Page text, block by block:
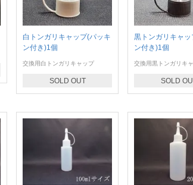
白トンガリキャップ(パッキ
ン付き)1個
交換用白トンガリキャップ
SOLD OUT
黒トンガリキャッ
ン付き)1個
交換用黒トンガリキ
SOLD